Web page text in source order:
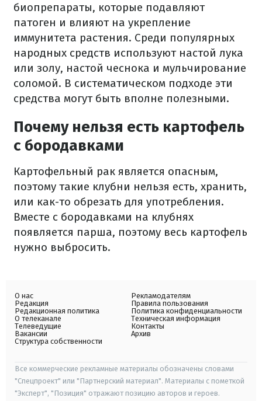
биопрепараты, которые подавляют
патоген и влияют на укрепление
иммунитета растения. Среди популярных
народных средств используют настой лука
или золу, настой чеснока и мульчирование
соломой. В систематическом подходе эти
средства могут быть вполне полезными.
Почему нельзя есть картофель
с бородавками
Картофельный рак является опасным,
поэтому такие клубни нельзя есть, хранить,
или как-то обрезать для употребления.
Вместе с бородавками на клубнях
появляется парша, поэтому весь картофель
нужно выбросить.
О нас
Редакция
Редакционная политика
О телеканале
Телеведущие
Вакансии
Структура собственности
Рекламодателям
Правила пользования
Политика конфиденциальности
Техническая информация
Контакты
Архив
Все коммерческие рекламные материалы обозначены словами
"Спецпроект" или "Партнерский материал". Материалы с пометкой
"Эксперт", "Позиция" отражают позицию авторов и героев.